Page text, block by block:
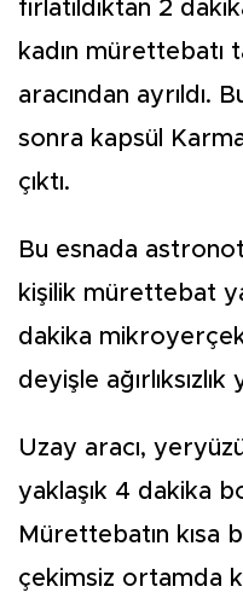
fırlatıldıktan 2
kadın mürettebatı
aracından ayrıldı.
sonra kapsül
çıktı.
Bu esnada astronot
kişilik mürettebat
dakika
deyişle ağırlıksızlık
Uzay aracı,
yaklaşık 4 dakika
Mürettebatın kısa
çekimsiz ortamda